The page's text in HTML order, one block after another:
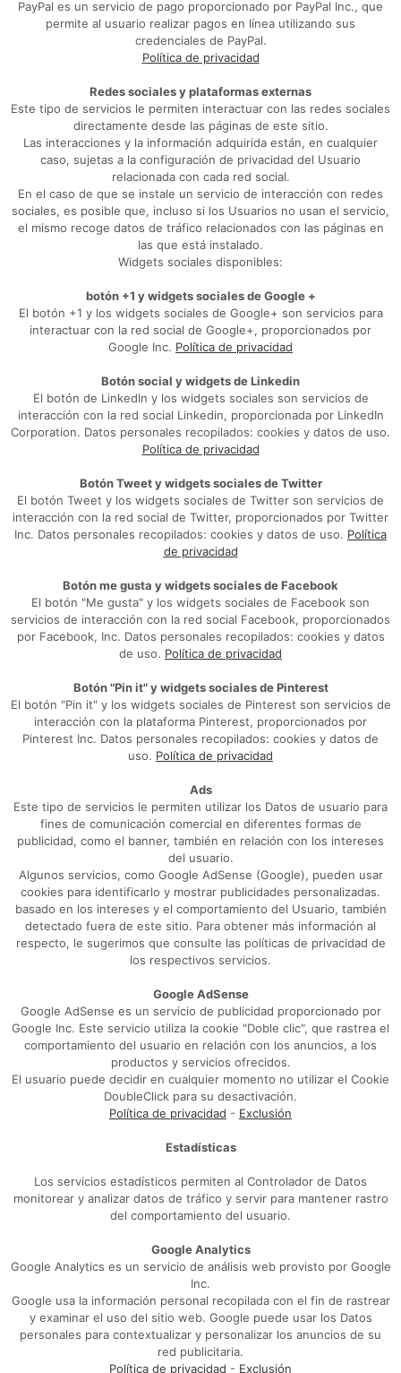
PayPal es un servicio de pago proporcionado por PayPal Inc., que
permite al usuario realizar pagos en línea utilizando sus
credenciales de PayPal.
Política de privacidad
Redes sociales y plataformas externas
Este tipo de servicios le permiten interactuar con las redes sociales
directamente desde las páginas de este sitio.
Las interacciones y la información adquirida están, en cualquier
caso, sujetas a la configuración de privacidad del Usuario
relacionada con cada red social.
En el caso de que se instale un servicio de interacción con redes
sociales, es posible que, incluso si los Usuarios no usan el servicio,
el mismo recoge datos de tráfico relacionados con las páginas en
las que está instalado.
Widgets sociales disponibles:
botón +1 y widgets sociales de Google +
El botón +1 y los widgets sociales de Google+ son servicios para
interactuar con la red social de Google+, proporcionados por
Google Inc. Política de privacidad
Botón social y widgets de Linkedin
El botón de LinkedIn y los widgets sociales son servicios de
interacción con la red social Linkedin, proporcionada por LinkedIn
Corporation. Datos personales recopilados: cookies y datos de uso.
Política de privacidad
Botón Tweet y widgets sociales de Twitter
El botón Tweet y los widgets sociales de Twitter son servicios de
interacción con la red social de Twitter, proporcionados por Twitter
Inc. Datos personales recopilados: cookies y datos de uso. Política
de privacidad
Botón me gusta y widgets sociales de Facebook
El botón "Me gusta" y los widgets sociales de Facebook son
servicios de interacción con la red social Facebook, proporcionados
por Facebook, Inc. Datos personales recopilados: cookies y datos
de uso. Política de privacidad
Botón "Pin it" y widgets sociales de Pinterest
El botón "Pin it" y los widgets sociales de Pinterest son servicios de
interacción con la plataforma Pinterest, proporcionados por
Pinterest Inc. Datos personales recopilados: cookies y datos de
uso. Política de privacidad
Ads
Este tipo de servicios le permiten utilizar los Datos de usuario para
fines de comunicación comercial en diferentes formas de
publicidad, como el banner, también en relación con los intereses
del usuario.
Algunos servicios, como Google AdSense (Google), pueden usar
cookies para identificarlo y mostrar publicidades personalizadas.
basado en los intereses y el comportamiento del Usuario, también
detectado fuera de este sitio. Para obtener más información al
respecto, le sugerimos que consulte las políticas de privacidad de
los respectivos servicios.
Google AdSense
Google AdSense es un servicio de publicidad proporcionado por
Google Inc. Este servicio utiliza la cookie "Doble clic", que rastrea el
comportamiento del usuario en relación con los anuncios, a los
productos y servicios ofrecidos.
El usuario puede decidir en cualquier momento no utilizar el Cookie
DoubleClick para su desactivación.
Política de privacidad - Exclusión
Estadísticas
Los servicios estadísticos permiten al Controlador de Datos
monitorear y analizar datos de tráfico y servir para mantener rastro
del comportamiento del usuario.
Google Analytics
Google Analytics es un servicio de análisis web provisto por Google
Inc.
Google usa la información personal recopilada con el fin de rastrear
y examinar el uso del sitio web. Google puede usar los Datos
personales para contextualizar y personalizar los anuncios de su
red publicitaria.
Política de privacidad - Exclusión